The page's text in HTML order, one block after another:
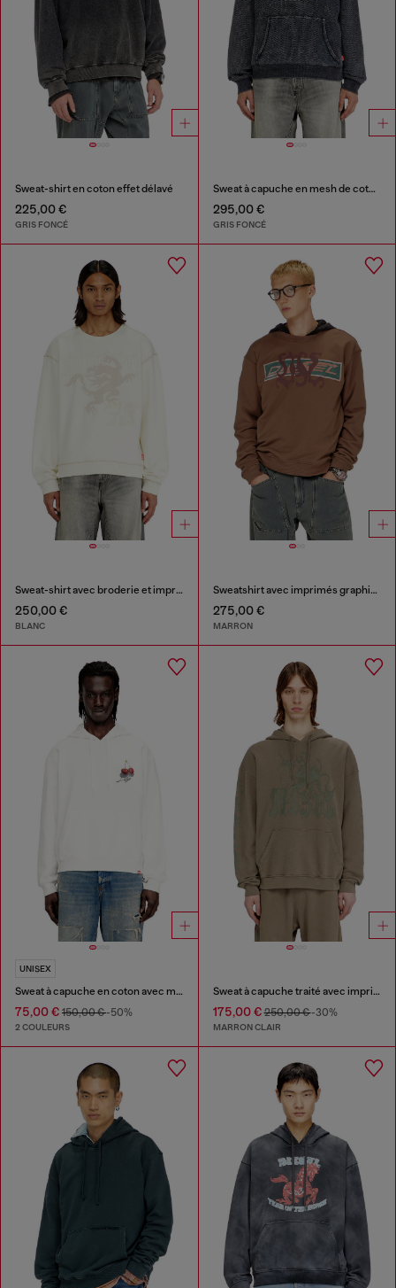
Sweat-shirt en coton effet délavé
225,00 €
GRIS FONCÉ
Sweat à capuche en mesh de coton texturé
295,00 €
GRIS FONCÉ
Sweat-shirt avec broderie et imprimé
250,00 €
BLANC
Sweatshirt avec imprimés graphiques et patchs
275,00 €
MARRON
UNISEX
Sweat à capuche en coton avec motif cerise
75,00 € 150,00 €-50%
2 COULEURS
Sweat à capuche traité avec imprimé griffon
175,00 €250,00 €-30%
MARRON CLAIR